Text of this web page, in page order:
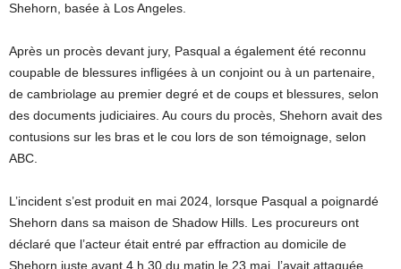
Shehorn, basée à Los Angeles.
Après un procès devant jury, Pasqual a également été reconnu
coupable de blessures infligées à un conjoint ou à un partenaire,
de cambriolage au premier degré et de coups et blessures, selon
des documents judiciaires. Au cours du procès, Shehorn avait des
contusions sur les bras et le cou lors de son témoignage, selon
ABC.
L’incident s’est produit en mai 2024, lorsque Pasqual a poignardé
Shehorn dans sa maison de Shadow Hills. Les procureurs ont
déclaré que l’acteur était entré par effraction au domicile de
Shehorn juste avant 4 h 30 du matin le 23 mai, l’avait attaquée